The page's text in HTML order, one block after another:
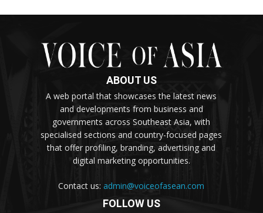
ABOUT US
A web portal that showcases the latest news
and developments from business and
governments across Southeast Asia, with
specialised sections and country-focused pages
that offer profiling, branding, advertising and
digital marketing opportunities.
Contact us:admin@voiceofasean.com
FOLLOW US